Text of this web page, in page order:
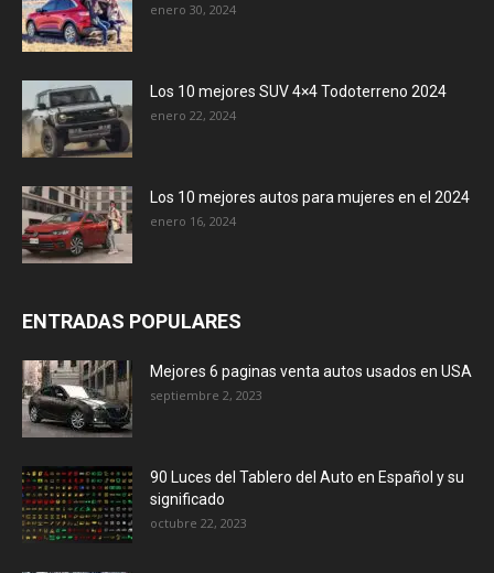
enero 30, 2024
Los 10 mejores SUV 4×4 Todoterreno 2024
enero 22, 2024
Los 10 mejores autos para mujeres en el 2024
enero 16, 2024
ENTRADAS POPULARES
Mejores 6 paginas venta autos usados en USA
septiembre 2, 2023
90 Luces del Tablero del Auto en Español y su
significado
octubre 22, 2023